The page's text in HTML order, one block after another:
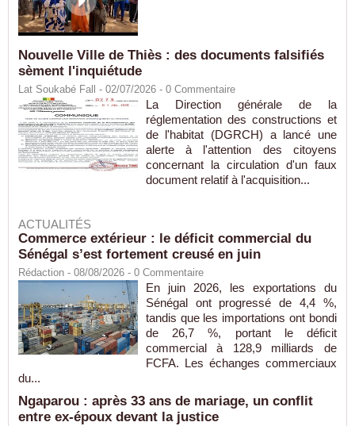
Nouvelle Ville de Thiès : des documents falsifiés
sèment l'inquiétude
Lat Soukabé Fall - 02/07/2026 - 0 Commentaire
La Direction générale de la
réglementation des constructions et
de l'habitat (DGRCH) a lancé une
alerte à l'attention des citoyens
concernant la circulation d'un faux
document relatif à l'acquisition...
ACTUALITÉS
Commerce extérieur : le déficit commercial du
Sénégal s’est fortement creusé en juin
Rédaction - 08/08/2026 - 0 Commentaire
En juin 2026, les exportations du
Sénégal ont progressé de 4,4 %,
tandis que les importations ont bondi
de 26,7 %, portant le déficit
commercial à 128,9 milliards de
FCFA. Les échanges commerciaux
du...
Ngaparou : après 33 ans de mariage, un conflit
entre ex-époux devant la justice